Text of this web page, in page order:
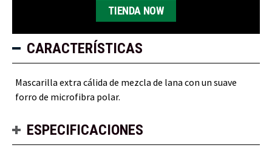
TIENDA NOW
CARACTERÍSTICAS
Mascarilla extra cálida de mezcla de lana con un suave
forro de microfibra polar.
ESPECIFICACIONES